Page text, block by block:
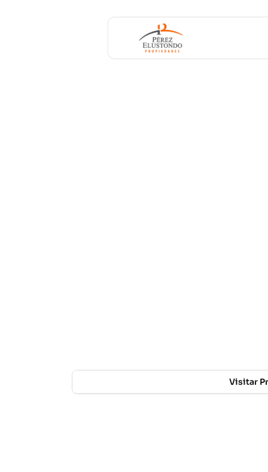
Visitar